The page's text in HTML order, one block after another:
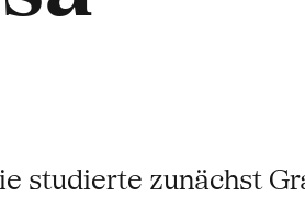
studierte zunächst